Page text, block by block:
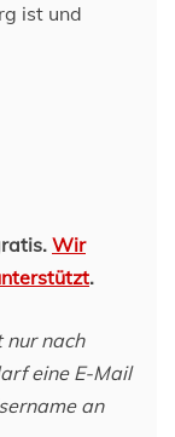
ist und
Wir
.
nur nach
eine E-Mail
an